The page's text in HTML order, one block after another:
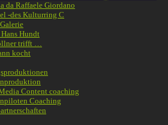
da Raffaele Giordano
-des Kulturring C
Hundt
trifft …
kocht
Content coaching
Coaching